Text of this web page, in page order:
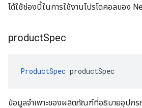
ได้ใช้ช่องนี้ในการใช้งานโปรโตคอลของ
productSpec
ProductSpec productSpec
ข้อมูลจำเพาะของผลิตภัณฑ์ที่อธิบายอุปก